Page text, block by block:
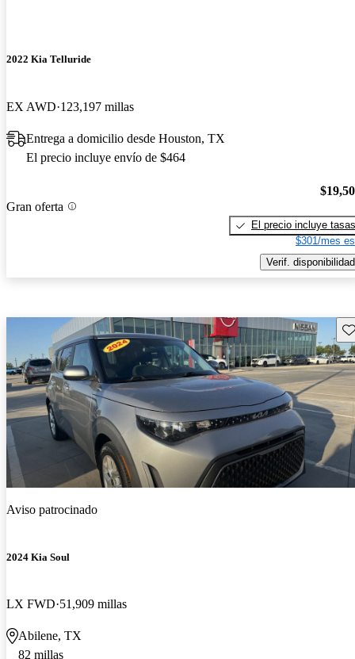
2022 Kia Telluride
EX AWD 123,197 millas
Entrega a domicilio desde Houston, TX
El precio incluye envío de $464
Gran oferta
El precio incluye tasas
$301/mes
Verif. disponibilidad
Aviso patrocinado
2024 Kia Soul
LX FWD 51,909 millas
Abilene, TX
82 millas